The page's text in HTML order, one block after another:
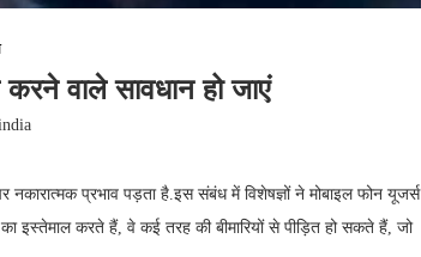
वाले सावधान हो जाएं
प्रभाव पड़ता है.इस संबंध में विशेषज्ञों ने मोबाइल फोन यूजर्स
इस्तेमाल करते हैं, वे कई तरह की बीमारियों से पीड़ित हो सकते हैं, जो